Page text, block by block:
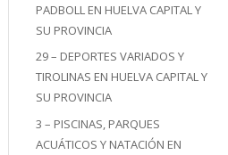
PADBOLL EN HUELVA CAPITAL Y
SU PROVINCIA
29 – DEPORTES VARIADOS Y
TIROLINAS EN HUELVA CAPITAL Y
SU PROVINCIA
3 – PISCINAS, PARQUES
ACUÁTICOS Y NATACIÓN EN